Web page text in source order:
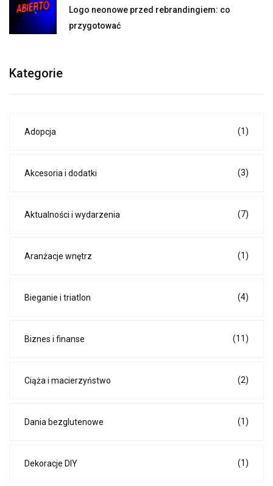
Logo neonowe przed rebrandingiem: co
przygotować
Kategorie
Adopcja (1)
Akcesoria i dodatki (3)
Aktualności i wydarzenia (7)
Aranżacje wnętrz (1)
Bieganie i triatlon (4)
Biznes i finanse (11)
Ciąża i macierzyństwo (2)
Dania bezglutenowe (1)
Dekoracje DIY (1)